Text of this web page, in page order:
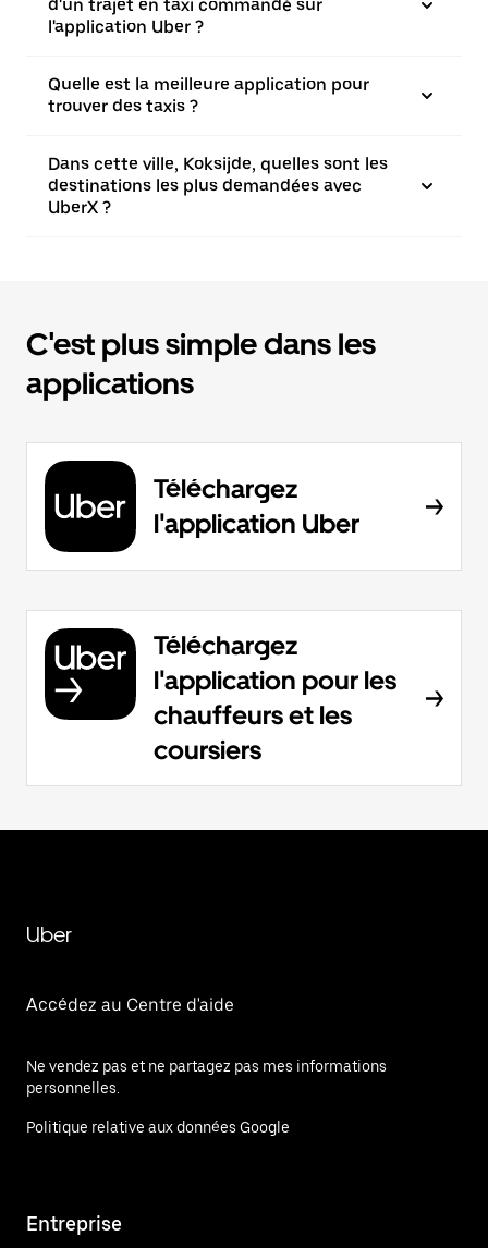
d'un trajet en taxi commandé sur
l'application Uber ?
Quelle est la meilleure application pour
trouver des taxis ?
Dans cette ville, Koksijde, quelles sont les
destinations les plus demandées avec
UberX ?
C'est plus simple dans les
applications
Téléchargez
l'application Uber
Téléchargez
l'application pour les
chauffeurs et les
coursiers
Uber
Accédez au Centre d'aide
Ne vendez pas et ne partagez pas mes informations
personnelles.
Politique relative aux données Google
Entreprise